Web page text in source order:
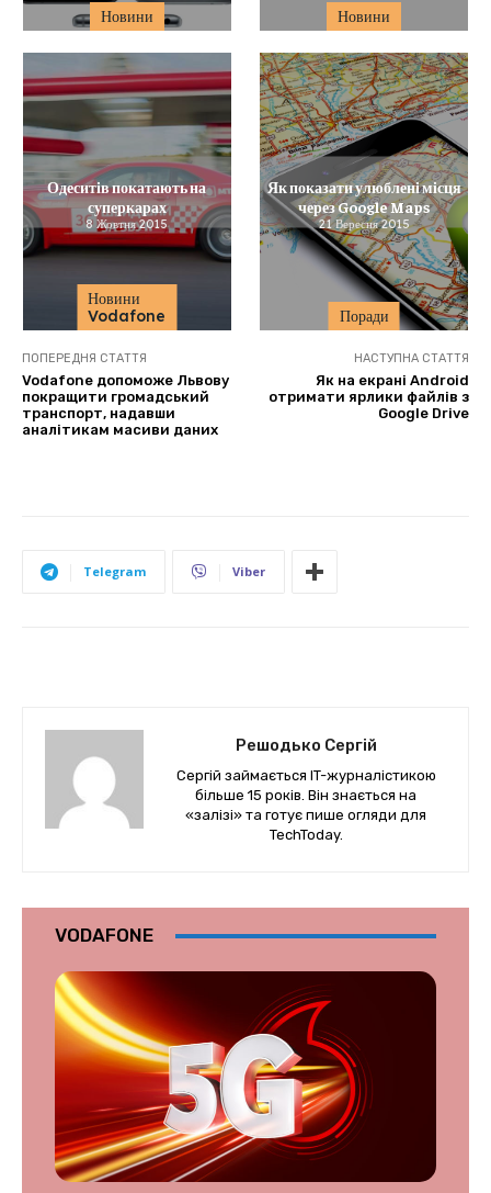
Новини Новини
Новини
Vodafone
Одеситів покатають на
суперкарах
8 Жовтня 2015
Поради
Як показати улюблені місця
через Google Maps
21 Вересня 2015
ПОПЕРЕДНЯ СТАТТЯ
Vodafone допоможе Львову
покращити громадський
транспорт, надавши
аналітикам масиви даних
НАСТУПНА СТАТТЯ
Як на екрані Android
отримати ярлики файлів з
Google Drive
Telegram Viber
Решодько Сергій
Сергій займається IT-журналістикою
більше 15 років. Він знається на
«залізі» та готує пише огляди для
TechToday.
VODAFONE